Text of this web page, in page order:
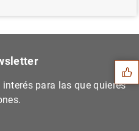
Sugerencias
para las que quieres